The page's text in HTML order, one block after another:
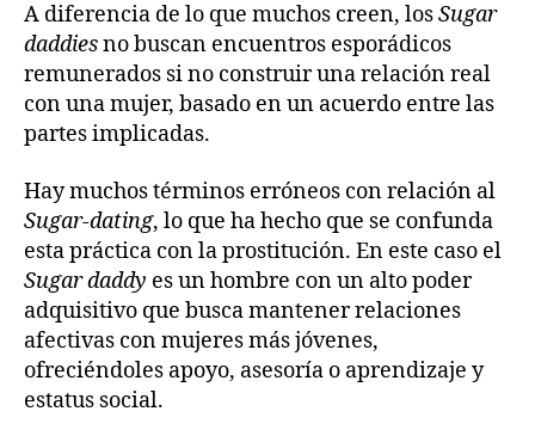
A diferencia de lo que muchos creen, losSugar
daddiesno buscan encuentros esporádicos
remunerados si no construir una relación real
con una mujer, basado en un acuerdo entre las
partes implicadas.
Hay muchos términos erróneos con relación al
Sugar-dating, lo que ha hecho que se confunda
esta práctica con la prostitución. En este caso el
Sugar daddy es un hombre con un alto poder
adquisitivo que busca mantener relaciones
afectivas con mujeres más jóvenes,
ofreciéndoles apoyo, asesoría o aprendizaje y
estatus social.